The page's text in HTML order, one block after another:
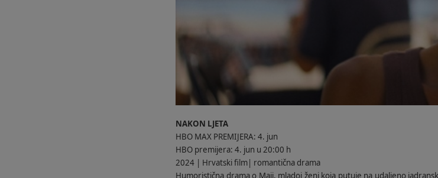
NAKON LJETA
HBO MAX PREMIJERA: 4. jun
HBO premijera: 4. jun u 20:00 h
2024 | Hrvatski film| romantična drama
Humoristična drama o Maji, mladoj ženi koja putuje na udaljeno